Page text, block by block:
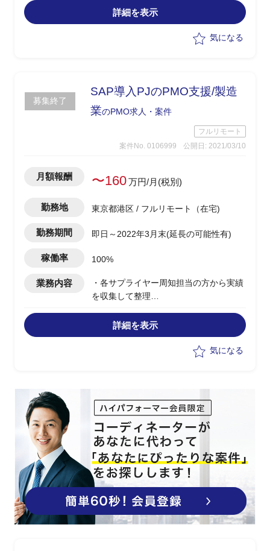
策検討支援
・現場リード実務
・営業/法務等関係部署の進捗/課題管理/
・作成した業務フローに基づく組織形態
検討支援
・討議／報告資料の作成
詳細を表示
気になる
募集終了
SAP導入PJのPMO支援/製造
業のPMO求人・案件
フルリモート
案件No. 0106999
公開日: 2021/03/10
月額報酬 〜160万円/月(税別)
勤務地 東京都港区 / フルリモート（在宅)
勤務期間 即日～2022年3月末(延長の可能性有)
稼働率 100%
業務内容
・各サプライヤー周知担当の方から実績
を収集して整理
・課題について収集して整理実務
・周知関連資料の作成実務
・ステークホルダーからの問い合わせ対
詳細を表示
気になる